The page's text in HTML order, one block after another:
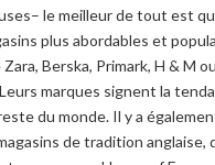
– lemeilleur de tout est
plus abordables et po
Zara, Berska, Primark, H & M ou
Leurs marques signent la
du monde. Il y a
detradition anglaise,